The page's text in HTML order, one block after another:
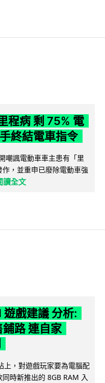
程病 剩 75% 電
終結電車指令
嘲諷電動車車主患有「里
，並重申已廢除電動車強
讀全文
戲建議 分析:
路 連自家
，對遊戲玩家要為電腦配
時新推出的 8GB RAM 入